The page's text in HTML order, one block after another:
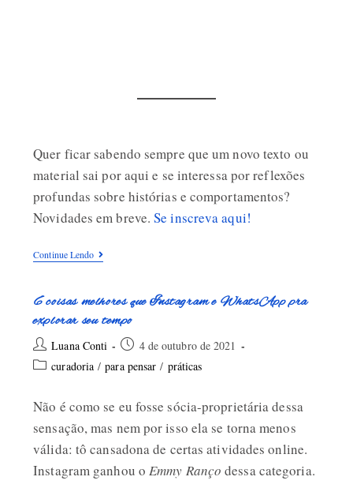
Quer ficar sabendo sempre que um novo texto ou
material sai por aqui e se interessa por reflexões
profundas sobre histórias e comportamentos?
Novidades em breve.Se inscreva aqui!
Continue Lendo
6 coisas melhores que Instagram e WhatsApp pra
explorar seu tempo
Luana Conti
4 de outubro de 2021
curadoria / para pensar / práticas
Não é como se eu fosse sócia-proprietária dessa
sensação, mas nem por isso ela se torna menos
válida: tô cansadona de certas atividades online.
Instagram ganhou oEmmy Rançodessa categoria.